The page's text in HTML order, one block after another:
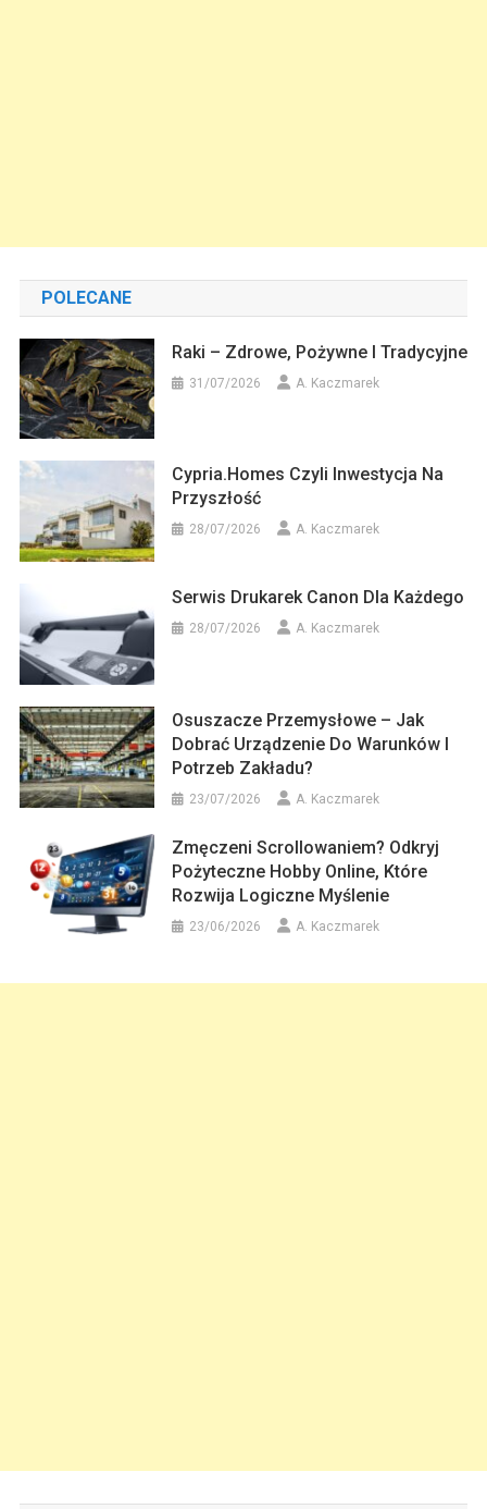
POLECANE
Raki – Zdrowe, Pożywne I Tradycyjne
31/07/2026 A. Kaczmarek
Cypria.homes Czyli Inwestycja Na
Przyszłość
28/07/2026 A. Kaczmarek
Serwis Drukarek Canon Dla Każdego
28/07/2026 A. Kaczmarek
Osuszacze Przemysłowe – Jak
Dobrać Urządzenie Do Warunków I
Potrzeb Zakładu?
23/07/2026 A. Kaczmarek
Zmęczeni Scrollowaniem? Odkryj
Pożyteczne Hobby Online, Które
Rozwija Logiczne Myślenie
23/06/2026 A. Kaczmarek